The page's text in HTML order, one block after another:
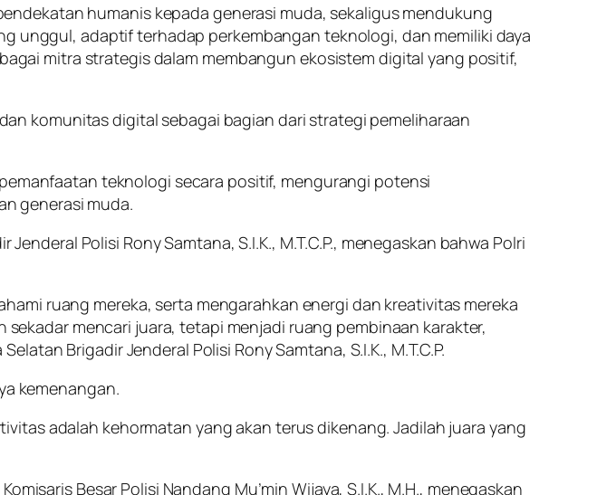
humanis kepada generasi muda, sekaligus mendukung
unggul, adaptif terhadap perkembangan teknologi, dan memiliki daya
mitra strategis dalam membangun ekosistem digital yang positif,
komunitas digital sebagai bagian dari strategi pemeliharaan
teknologi secara positif, mengurangi potensi
generasi muda.
Polisi Rony Samtana, S.I.K., M.T.C.P., menegaskan bahwa Polri
ruang mereka, serta mengarahkan energi dan kreativitas mereka
mencari juara, tetapi menjadi ruang pembinaan karakter,
Brigadir Jenderal Polisi Rony Samtana, S.I.K., M.T.C.P.
kemenangan.
adalah kehormatan yang akan terus dikenang. Jadilah juara yang
Besar Polisi Nandang Mu’min Wijaya, S.I.K., M.H., menegaskan